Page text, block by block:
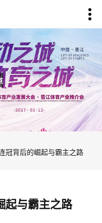
冠背后的崛起与霸主之路
起与霸主之路